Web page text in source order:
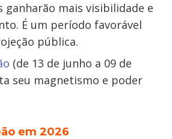
ganharão mais visibilidade e
É um período favorável
pública.
(de 13 de junho a 09 de
seu magnetismo e poder
em 2026